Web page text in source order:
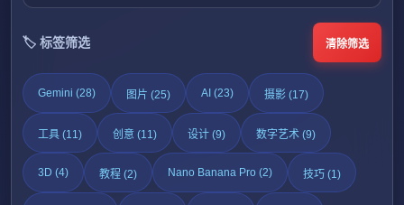
🏷️ 标签筛选 清除筛选
Gemini (28) 图片 (25) AI (23) 摄影 (17)
工具 (11) 创意 (11) 设计 (9) 数字艺术 (9)
3D (4) 教程 (2) Nano Banana Pro (2) 技巧 (1)